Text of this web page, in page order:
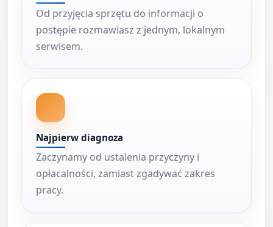
Od przyjęcia sprzętu do informacji o
postępie rozmawiasz z jednym, lokalnym
serwisem.
Najpierw diagnoza
Zaczynamy od ustalenia przyczyny i
opłacalności, zamiast zgadywać zakres
pracy.